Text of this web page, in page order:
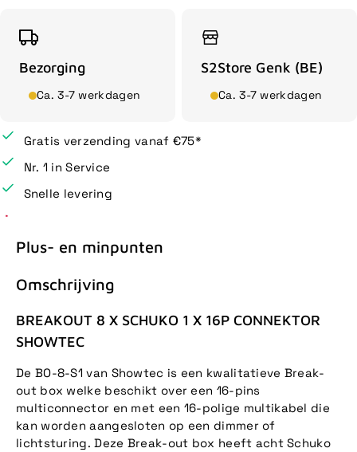
Bezorging
Ca. 3-7 werkdagen
S2Store Genk (BE)
Ca. 3-7 werkdagen
Gratis verzending vanaf €75*
Nr. 1 in Service
Snelle levering
Plus- en minpunten
Omschrijving
BREAKOUT 8 X SCHUKO 1 X 16P CONNEKTOR
SHOWTEC
De BO-8-S1 van Showtec is een kwalitatieve Break-
out box welke beschikt over een 16-pins
multiconnector en met een 16-polige multikabel die
kan worden aangesloten op een dimmer of
lichtsturing. Deze Break-out box heeft acht Schuko